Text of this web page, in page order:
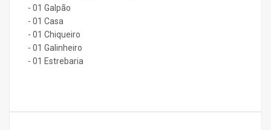
- 01 Galpão
- 01 Casa
- 01 Chiqueiro
- 01 Galinheiro
- 01 Estrebaria